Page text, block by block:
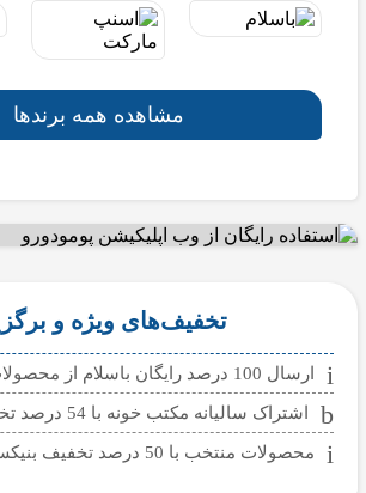
مشاهده همه برندها
تخفیف‌های ویژه و
ارسال 100 درصد رایگان باسلام از محصولات منتخب
اشتراک سالیانه مکتب خونه با 54 درصد تخفیف
محصولات منتخب با 50 درصد تخفیف بنیکس